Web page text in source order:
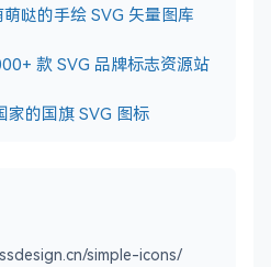
哒的手绘 SVG 矢量图库
款 SVG 品牌标志资源站
家的国旗 SVG 图标
simple-icons/